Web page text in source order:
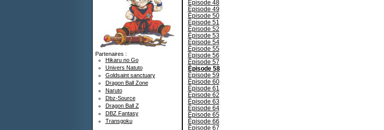
Partenaires :
Hikaru no Go
Univers Natuto
Goldsaint sanctuary
Dragon Ball Zone
Naruto
Dbz-Source
Dragon Ball Z
DBZ Fantasy
Transgoku
Épisode 48
Épisode 49
Épisode 50
Épisode 51
Épisode 52
Épisode 53
Épisode 54
Épisode 55
Épisode 56
Épisode 57
Épisode 58
Épisode 59
Épisode 60
Épisode 61
Épisode 62
Épisode 63
Épisode 64
Épisode 65
Épisode 66
Épisode 67